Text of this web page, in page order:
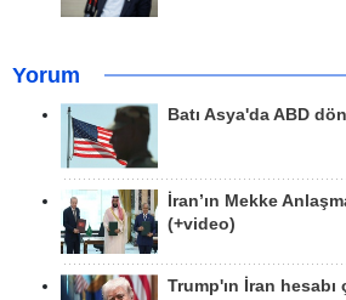
Yorum
Batı Asya'da ABD
İran’ın Mekke
(+video)
Trump'ın İran